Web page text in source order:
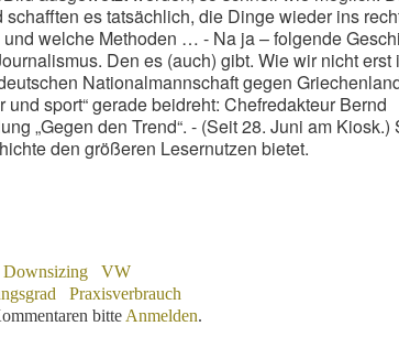
es tatsächlich, die Dinge wieder ins
welche Methoden … - Na ja – folgende
Den es (auch) gibt. Wie wir nicht erst
Nationalmannschaft gegen
sport“ gerade beidreht: Chefredakteur Bernd
„Gegen den Trend“. - (Seit 28. Juni am Kiosk.)
den größeren Lesernutzen bietet.
Downsizing
VW
Praxisverbrauch
doch! bitte Anmelden.